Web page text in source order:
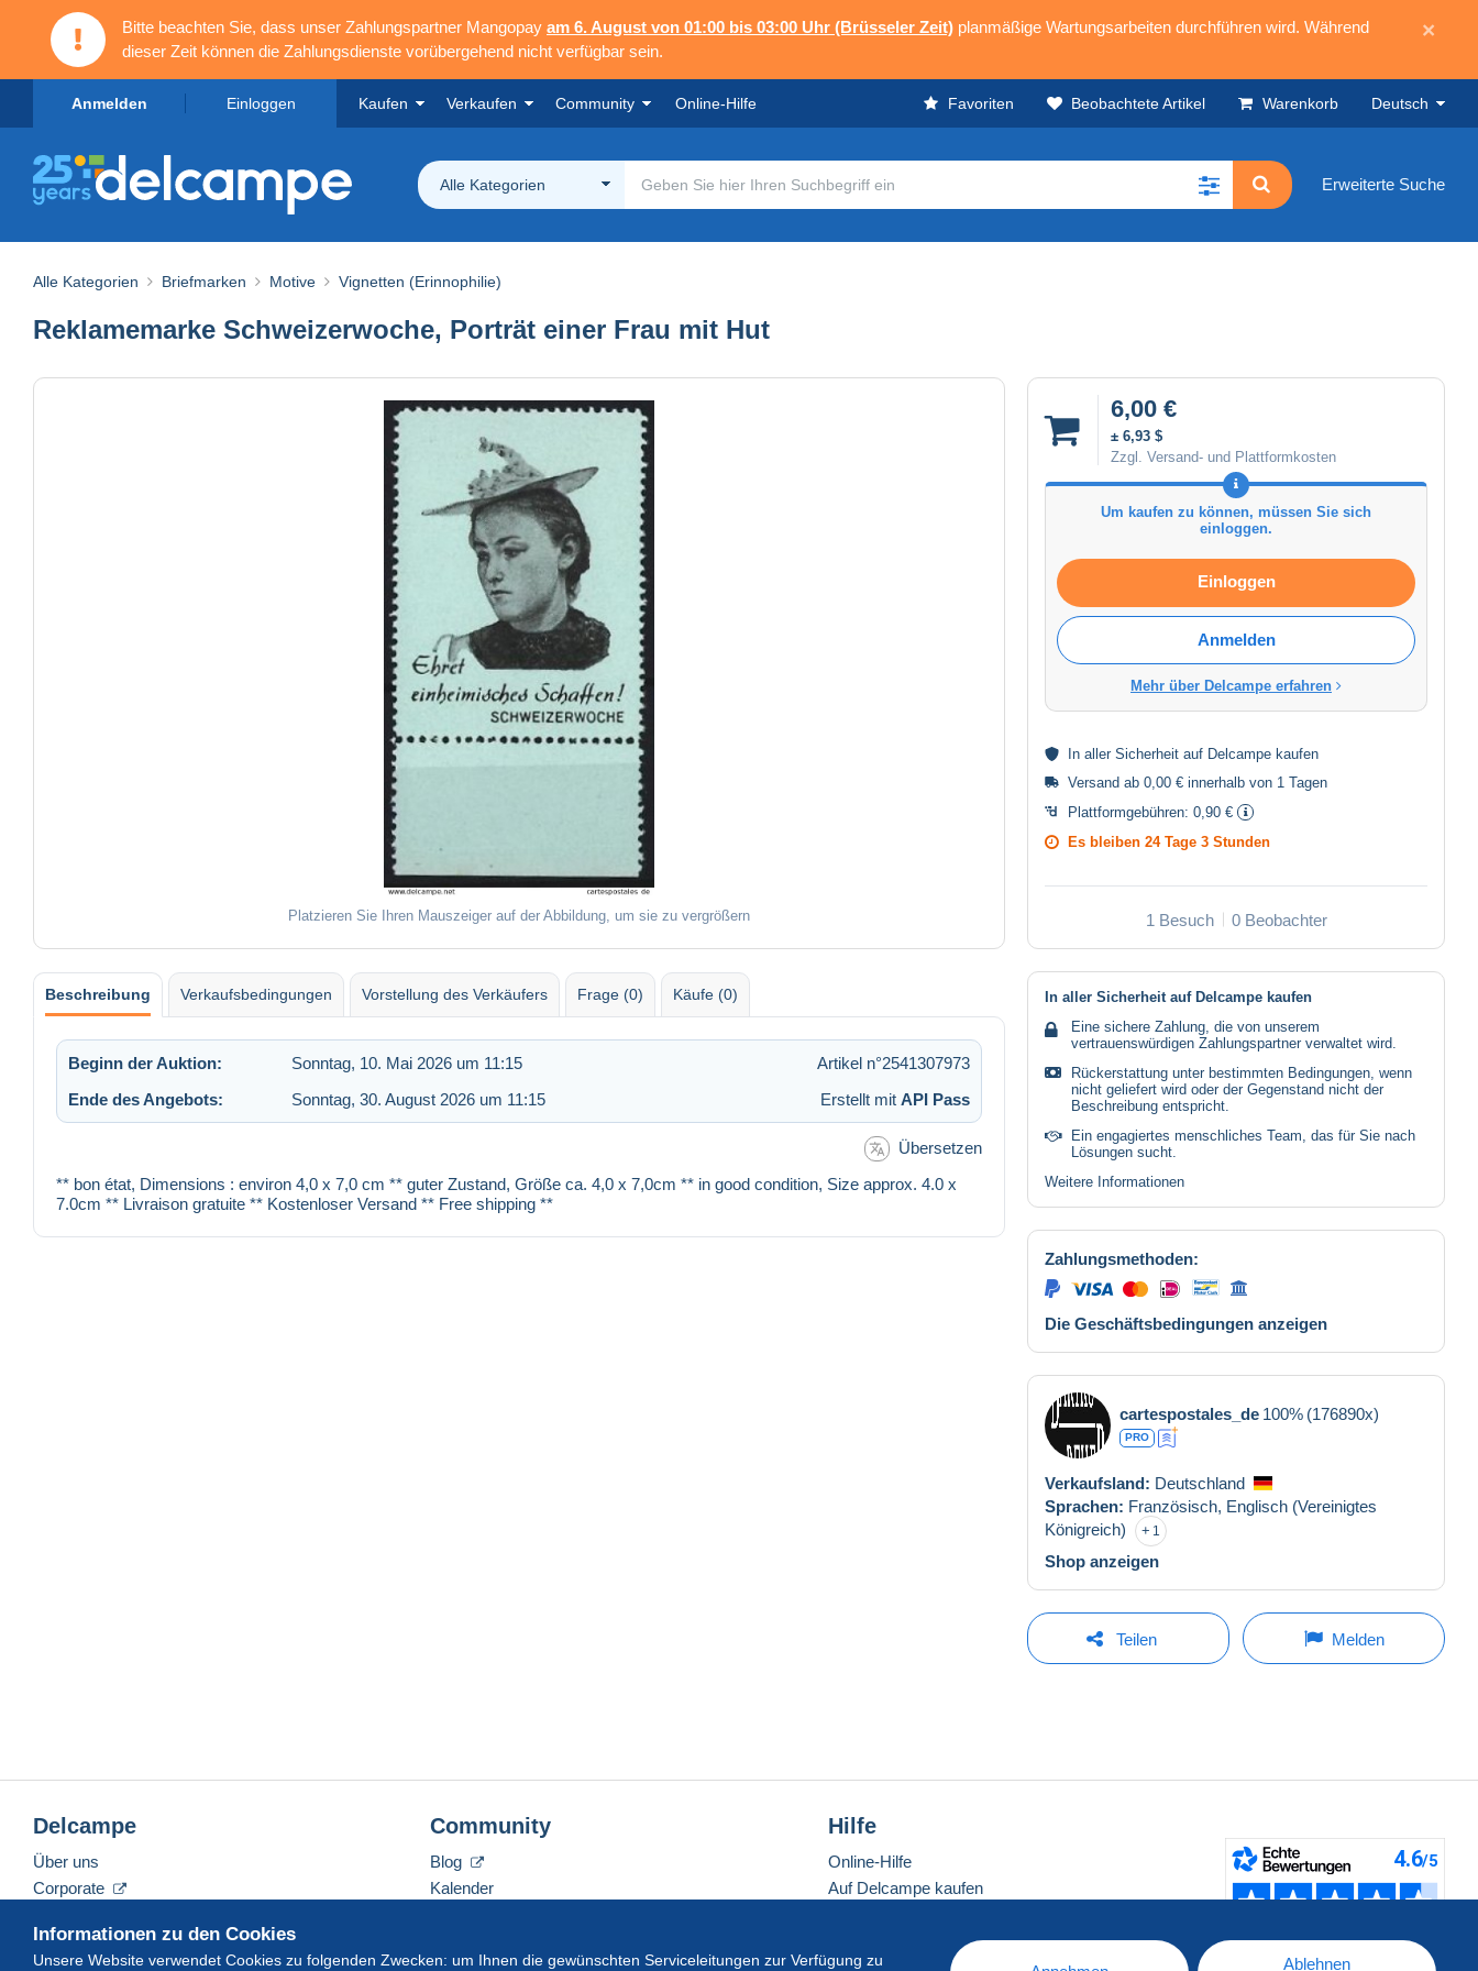
Bitte beachten Sie, dass unser Zahlungspartner Mangopay am 6. August von 01:00 bis 03:00 Uhr (Brüsseler Zeit) planmäßige Wartungsarbeiten durchführen wird. Während
dieser Zeit können die Zahlungsdienste vorübergehend nicht verfügbar sein.
×
Anmelden Einloggen Kaufen Verkaufen Community Online-Hilfe Favoriten Beobachtete Artikel Warenkorb Deutsch
Alle Kategorien Erweiterte Suche
Alle Kategorien Briefmarken Motive Vignetten (Erinnophilie)
Reklamemarke Schweizerwoche, Porträt einer Frau mit Hut
Platzieren Sie Ihren Mauszeiger auf der Abbildung, um sie zu vergrößern
6,00 €
± 6,93 $
Zzgl. Versand- und Plattformkosten
Um kaufen zu können, müssen Sie sich
einloggen.
Einloggen
Anmelden
Mehr über Delcampe erfahren
In aller Sicherheit auf Delcampe kaufen
Versand ab 0,00 € innerhalb von 1 Tagen
Plattformgebühren: 0,90 €
Es bleiben 24 Tage 3 Stunden
1 Besuch 0 Beobachter
Beschreibung Verkaufsbedingungen Vorstellung des Verkäufers Frage (0) Käufe (0)
Beginn der Auktion: Sonntag, 10. Mai 2026 um 11:15
Artikel n°2541307973
Ende des Angebots:
Sonntag, 30. August 2026 um 11:15 Erstellt mit API Pass
Übersetzen
** bon état, Dimensions : environ 4,0 x 7,0 cm ** guter Zustand, Größe ca. 4,0 x 7,0cm ** in good condition, Size approx. 4.0 x
7.0cm ** Livraison gratuite ** Kostenloser Versand ** Free shipping **
In aller Sicherheit auf Delcampe kaufen
Eine sichere Zahlung, die von unserem
vertrauenswürdigen Zahlungspartner verwaltet wird.
Rückerstattung unter bestimmten Bedingungen, wenn
nicht geliefert wird oder der Gegenstand nicht der
Beschreibung entspricht.
Ein engagiertes menschliches Team, das für Sie nach
Lösungen sucht.
Weitere Informationen
Zahlungsmethoden:
Die Geschäftsbedingungen anzeigen
cartespostales_de 100% (176890x)
PRO
Verkaufsland: Deutschland
Sprachen: Französisch, Englisch (Vereinigtes
Königreich)
1
Shop anzeigen
Teilen Melden
Informationen zu den Cookies
Unsere Website verwendet Cookies zu folgenden Zwecken: um Ihnen die gewünschten Serviceleitungen zur Verfügung zu
Ablehnen
Delcampe
Über uns
Corporate
Nehmen Sie Kontakt mit uns auf
Community
Blog
Kalender
Hilfe
Online-Hilfe
Auf Delcampe kaufen
Eine sichere Website